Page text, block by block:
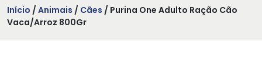
Início / Animais / Cães / Purina One Adulto Ração Cão
Vaca/Arroz 800Gr